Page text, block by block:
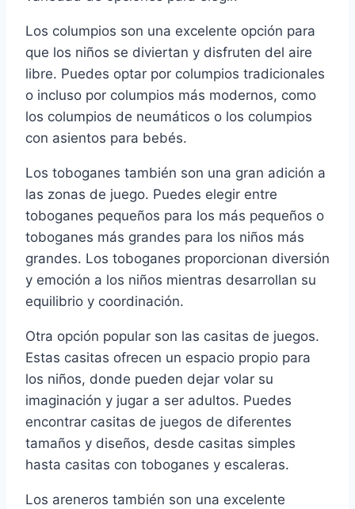
Los columpios son una excelente opción para
que los niños se diviertan y disfruten del aire
libre. Puedes optar por columpios tradicionales
o incluso por columpios más modernos, como
los columpios de neumáticos o los columpios
con asientos para bebés.
Los toboganes también son una gran adición a
las zonas de juego. Puedes elegir entre
toboganes pequeños para los más pequeños o
toboganes más grandes para los niños más
grandes. Los toboganes proporcionan diversión
y emoción a los niños mientras desarrollan su
equilibrio y coordinación.
Otra opción popular son las casitas de juegos.
Estas casitas ofrecen un espacio propio para
los niños, donde pueden dejar volar su
imaginación y jugar a ser adultos. Puedes
encontrar casitas de juegos de diferentes
tamaños y diseños, desde casitas simples
hasta casitas con toboganes y escaleras.
Los areneros también son una excelente